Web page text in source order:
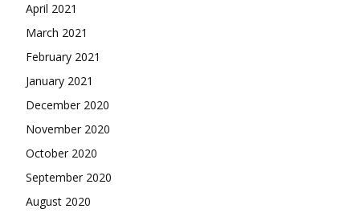
April 2021
March 2021
February 2021
January 2021
December 2020
November 2020
October 2020
September 2020
August 2020